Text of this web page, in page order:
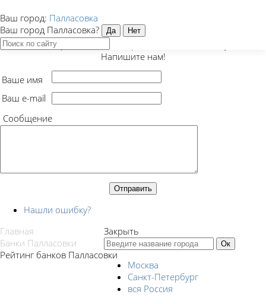
Есть предложение, вопрос или нашли ошибку?
Напишите нам!
Ваше имя
Ваш e-mail
Сообщение
Нашли ошибку?
Ваш город: Палласовка
Ваш город Палласовка?
Закрыть
Москва
Санкт-Петербург
вся Россия
Главная
Банки Палласовки
Рейтинг банков Палласовки